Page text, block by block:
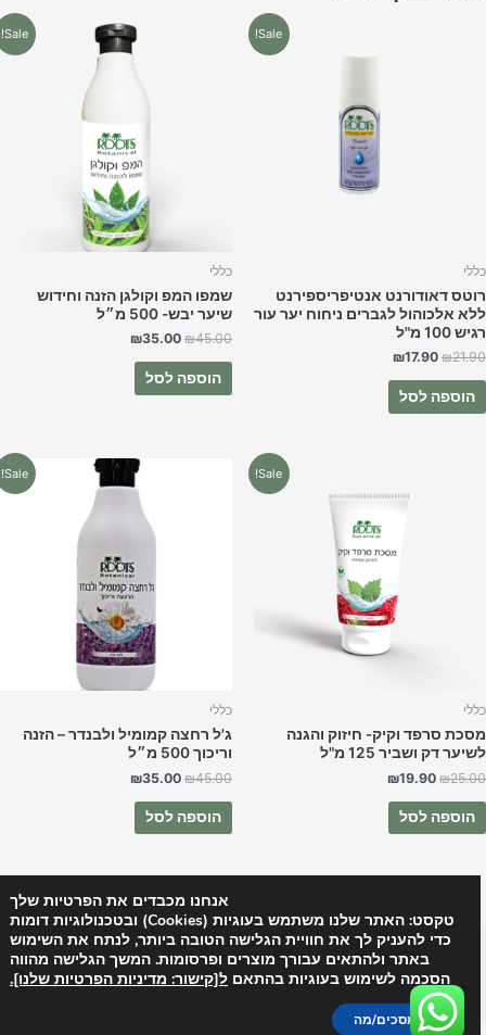
Sale!
דאודורנט אנטיפריספירנט
אלכוהול לגברים ניחוח יער עור
100 מ"ל
₪
₪17.90
הוספה לסל
Sale!
כללי
שמפו המפ וקולגן הזנה וחידוש
שיער יבש- 500 מ״ל
₪45.00
₪45.00.
₪35.00
המחיר
הנוכחי
₪35.00.
הוספה לסל
Sale!
סרפד וקיק- חיזוק והגנה
דק ושביר 125 מ"ל
₪
₪19.90
הוא:
₪19.90.
הוספה לסל
Sale!
כללי
ג'ל רחצה קמומיל ולבנדר – הזנה
וריכוך 500 מ״ל
₪45.00
₪45.00.
₪35.00
המחיר
הנוכחי
₪35.00.
הוספה לסל
Copyright © 2026 רוטס בוטניקל - Roots | Powered by
Astra
WordPress Theme
אנחנו מכבדים את הפרטיות שלך
טקסט: האתר שלנו משתמש בעוגיות (Cookies) ובטכנולוגיות דומות
כדי להעניק לך את חוויית הגלישה הטובה ביותר, לנתח את השימוש
באתר ולהתאים עבורך מוצרים ופרסומות. המשך הגלישה מהווה
הסכמה לשימוש בעוגיות בהתאם ל[קישור: מדיניות הפרטיות שלנו].
אני מסכים/מה